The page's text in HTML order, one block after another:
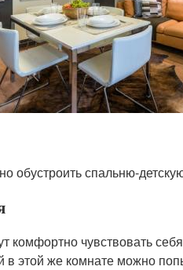
обустроить спальню-
комфортно чувствовать
этой же комнате можно